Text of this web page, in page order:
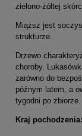
zielono-żółtej
Miąższ jest
strukturze.
Drzewo
choroby.
zarówno do
późnym latem, a
tygodni po zbiorze.
Kraj pochodzenia: